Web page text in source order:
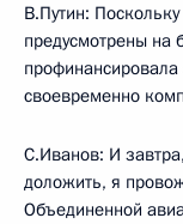
В.Путин:
предусмотрены на
профинансировала
своевременно
С.Иванов: И
доложить, я
Объединенной